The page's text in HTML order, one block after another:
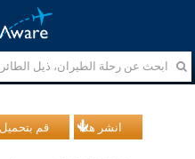
قم انشر هذا